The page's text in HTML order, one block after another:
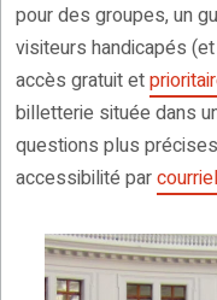
pour des groupes, un
visiteurs handicapés
accès gratuit et
billetterie située dans
questions plus
accessibilité parcourriel